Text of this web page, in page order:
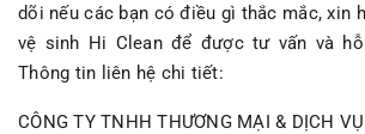
dõi nếu các bạn có điều gì thắc mắc, xin
vệ sinh Hi Clean để được tư vấn và
Thông tin liên hệ chi tiết:
CÔNG TY TNHH THƯƠNG MẠI & DỊCH